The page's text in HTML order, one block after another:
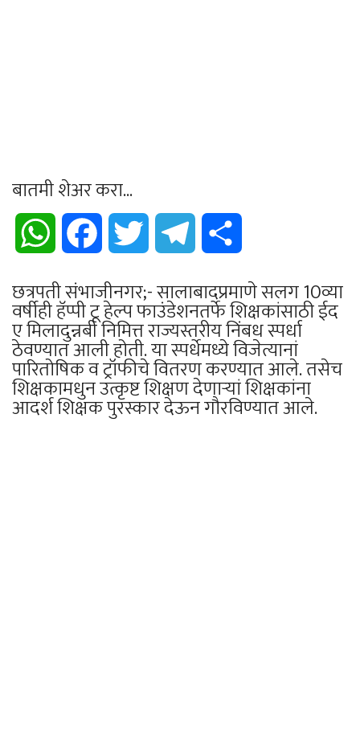
बातमी शेअर करा...
WhatsApp Facebook Twitter Telegram
छत्रपती संभाजीनगर;- सालाबादप्रमाणे सलग 10व्या
वर्षीही हॅप्पी टू हेल्प फाउंडेशनतर्फे शिक्षकांसाठी ईद
ए मिलादुन्नबी निमित्त राज्यस्तरीय निंबध स्पर्धा
ठेवण्यात आली होती. या स्पर्धेमध्ये विजेत्यानां
पारितोषिक व ट्रॉफीचे वितरण करण्यात आले. तसेच
शिक्षकामधुन उत्कृष्ट शिक्षण देणाऱ्यां शिक्षकांना
आदर्श शिक्षक पुरस्कार देऊन गौरविण्यात आले.